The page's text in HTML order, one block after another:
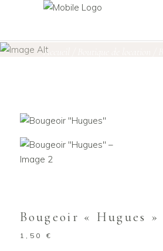
Accueil
Bougeoir « Hugues »
1,50 €